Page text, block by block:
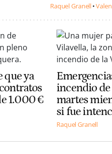
Raquel Granell
que ya
1.000 €
incendio de
martes
si fue
Raquel Granell